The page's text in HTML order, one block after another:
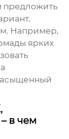
предложить
Например,
ярких
в чем